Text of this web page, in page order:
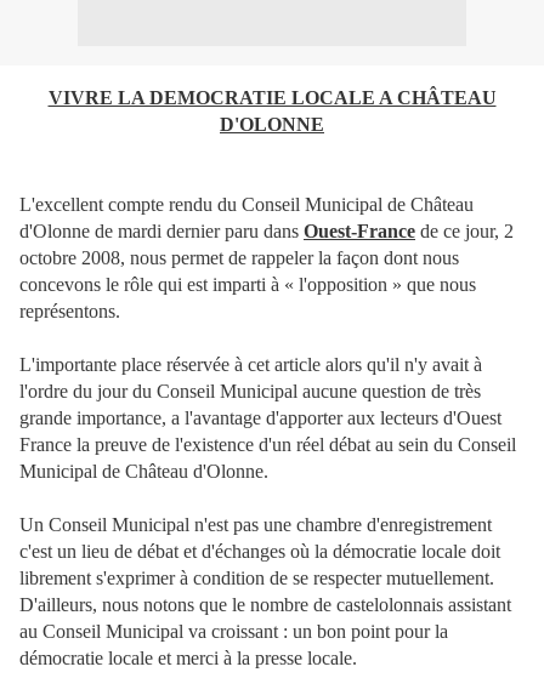
VIVRE LA DEMOCRATIE LOCALE A CHÂTEAU
D'OLONNE
L'excellent compte rendu du Conseil Municipal de Château
d'Olonne de mardi dernier paru dans Ouest-France de ce jour, 2
octobre 2008, nous permet de rappeler la façon dont nous
concevons le rôle qui est imparti à « l'opposition » que nous
représentons.
L'importante place réservée à cet article alors qu'il n'y avait à
l'ordre du jour du Conseil Municipal aucune question de très
grande importance, a l'avantage d'apporter aux lecteurs d'Ouest
France la preuve de l'existence d'un réel débat au sein du Conseil
Municipal de Château d'Olonne.
Un Conseil Municipal n'est pas une chambre d'enregistrement
c'est un lieu de débat et d'échanges où la démocratie locale doit
librement s'exprimer à condition de se respecter mutuellement.
D'ailleurs, nous notons que le nombre de castelolonnais assistant
au Conseil Municipal va croissant : un bon point pour la
démocratie locale et merci à la presse locale.